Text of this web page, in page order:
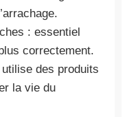
: essentiel
correctement.
des produits
la vie du